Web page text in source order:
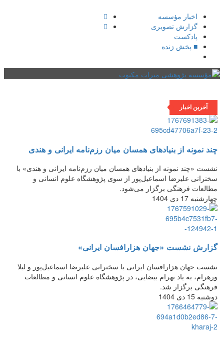
اخبار مؤسسه
گزارش تصویری
پادکست‌
■ پخش زنده
آخرین اخبار
چند نمونه از بنیادهای همسان میان رزم‌نامه ایرانی و هندی
نشست «چند نمونه از بنیادهای همسان میان رزم‌نامه ایرانی و هندی» با
سخنرانی علیرضا اسماعیل‌پور از سوی پژوهشگاه علوم انسانی و
مطالعات فرهنگی برگزار می‌شود.
چهارشنبه 17 دی 1404
گزارش نشست «جهان هزارافسان ایرانی»
نشست جهان هزارافسان ایرانی با سخنرانی علیرضا اسماعیل‌پور و لیلا
ورهرام، به یاد بهرام بیضایی، در پژوهشگاه علوم انسانی و مطالعات
فرهنگی برگزار شد.
دوشنبه 15 دی 1404